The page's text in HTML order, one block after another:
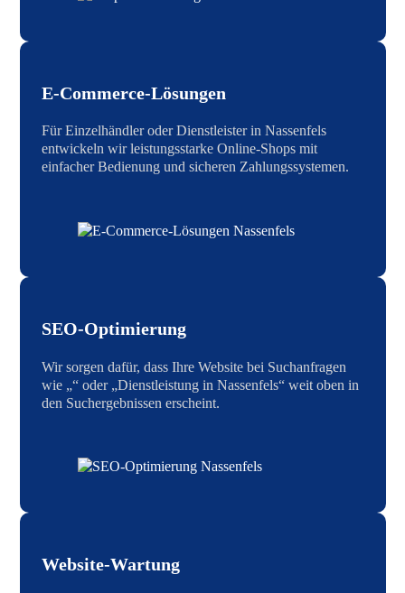
E-Commerce-Lösungen
Für Einzelhändler oder Dienstleister in Nassenfels
entwickeln wir leistungsstarke Online-Shops mit
einfacher Bedienung und sicheren Zahlungssystemen.
SEO-Optimierung
Wir sorgen dafür, dass Ihre Website bei Suchanfragen
wie „“ oder „Dienstleistung in Nassenfels“ weit oben in
den Suchergebnissen erscheint.
Website-Wartung